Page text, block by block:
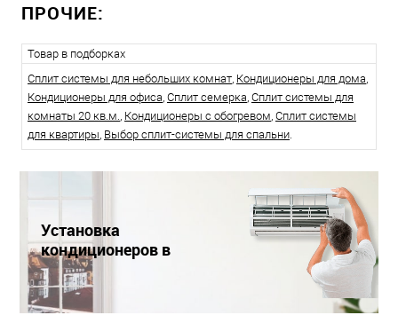
ПРОЧИЕ:
Товар в подборках
Сплит системы для небольших комнат, Кондиционеры для дома,
Кондиционеры для офиса, Сплит семерка, Сплит системы для
комнаты 20 кв.м., Кондиционеры с обогревом, Сплит системы
для квартиры, Выбор сплит-системы для спальни.
Установка
кондиционеров в
Краснодаре